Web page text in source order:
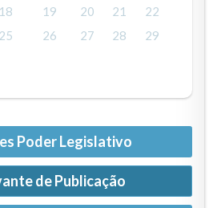
18 19 20 21
22
25 26 27 28
29
Poder Legislativo
de Publicação